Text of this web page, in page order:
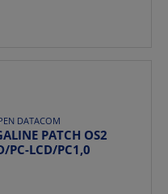
DATACOM
PATCH OS2
PC-LCD/PC1,0